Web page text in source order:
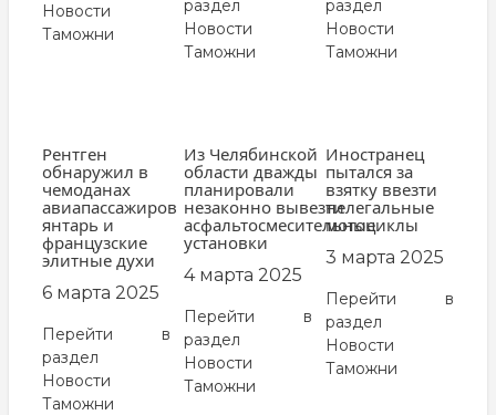
Новости
Таможни
раздел
Новости
Таможни
раздел
Новости
Таможни
Рентген
обнаружил в
чемоданах
авиапассажиров
янтарь и
французские
элитные духи
6 марта 2025
Перейти в
раздел
Новости
Таможни
Из Челябинской
области дважды
планировали
незаконно вывезти
асфальтосмесительные
установки
4 марта 2025
Перейти в
раздел
Новости
Таможни
Иностранец
пытался за
взятку ввезти
нелегальные
мотоциклы
3 марта 2025
Перейти в
раздел
Новости
Таможни